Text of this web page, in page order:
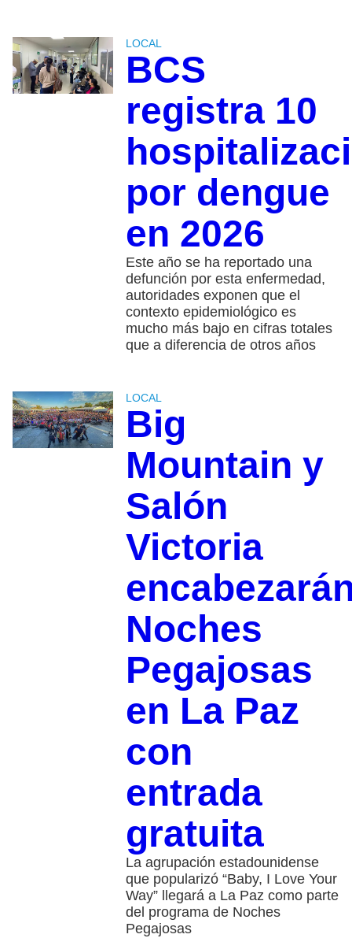
LOCAL
BCS
registra 10
por dengue
en 2026
Este año se ha reportado una
defunción por esta enfermedad,
autoridades exponen que el
contexto epidemiológico es
mucho más bajo en cifras totales
que a diferencia de otros años
LOCAL
Big
Mountain y
Salón
Victoria
Noches
Pegajosas
en La Paz
con
entrada
gratuita
La agrupación estadounidense
que popularizó “Baby, I Love Your
Way” llegará a La Paz como parte
del programa de Noches
Pegajosas